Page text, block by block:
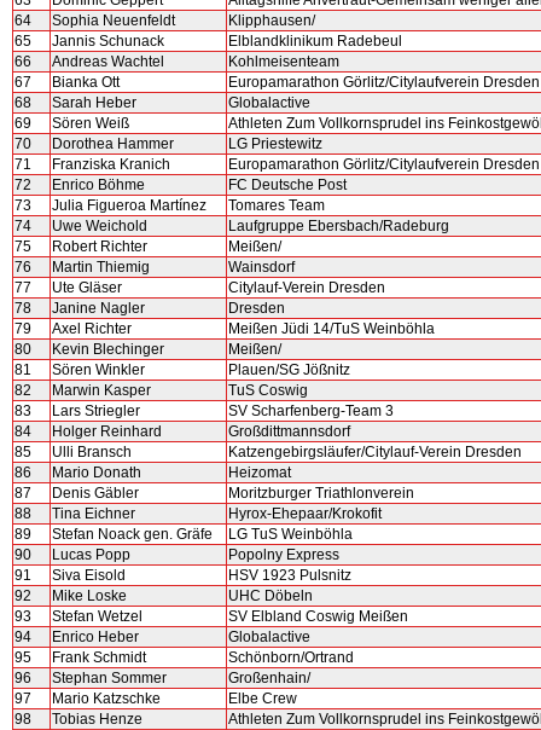
64
Sophia Neuenfeldt
Klipphausen/
65
Jannis Schunack
Elblandklinikum Radebeul
66
Andreas Wachtel
Kohlmeisenteam
67
Bianka Ott
Europamarathon Görlitz/Citylaufverein Dresden
68
Sarah Heber
Globalactive
69
Sören Weiß
Athleten Zum Vollkornsprudel ins
70
Dorothea Hammer
LG Priestewitz
71
Franziska Kranich
Europamarathon Görlitz/Citylaufverein Dresden
72
Enrico Böhme
FC Deutsche Post
73
Julia Figueroa Martínez
Tomares Team
74
Uwe Weichold
Laufgruppe Ebersbach/Radeburg
75
Robert Richter
Meißen/
76
Martin Thiemig
Wainsdorf
77
Ute Gläser
Citylauf-Verein Dresden
78
Janine Nagler
Dresden
79
Axel Richter
Meißen Jüdi 14/TuS Weinböhla
80
Kevin Blechinger
Meißen/
81
Sören Winkler
Plauen/SG Jößnitz
82
Marwin Kasper
TuS Coswig
83
Lars Striegler
SV Scharfenberg-Team 3
84
Holger Reinhard
Großdittmannsdorf
85
Ulli Bransch
Katzengebirgsläufer/Citylauf-Verein Dresden
86
Mario Donath
Heizomat
87
Denis Gäbler
Moritzburger Triathlonverein
88
Tina Eichner
Hyrox-Ehepaar/Krokofit
89
Stefan Noack gen. Gräfe
LG TuS Weinböhla
90
Lucas Popp
Popolny Express
91
Siva Eisold
HSV 1923 Pulsnitz
92
Mike Loske
UHC Döbeln
93
Stefan Wetzel
SV Elbland Coswig Meißen
94
Enrico Heber
Globalactive
95
Frank Schmidt
Schönborn/Ortrand
96
Stephan Sommer
Großenhain/
97
Mario Katzschke
Elbe Crew
98
Tobias Henze
Athleten Zum Vollkornsprudel ins